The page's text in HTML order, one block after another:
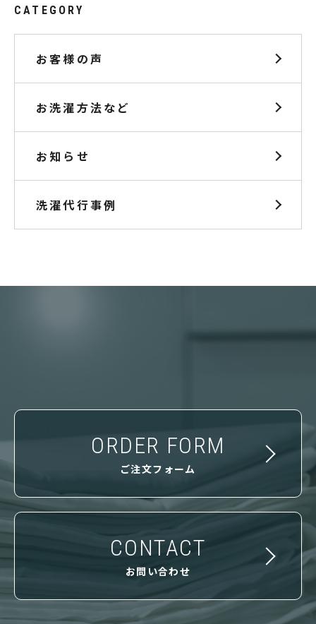
CATEGORY
お客様の声
お洗濯方法など
お知らせ
洗濯代行事例
ORDER FORM
ご注文フォーム
CONTACT
お問い合わせ